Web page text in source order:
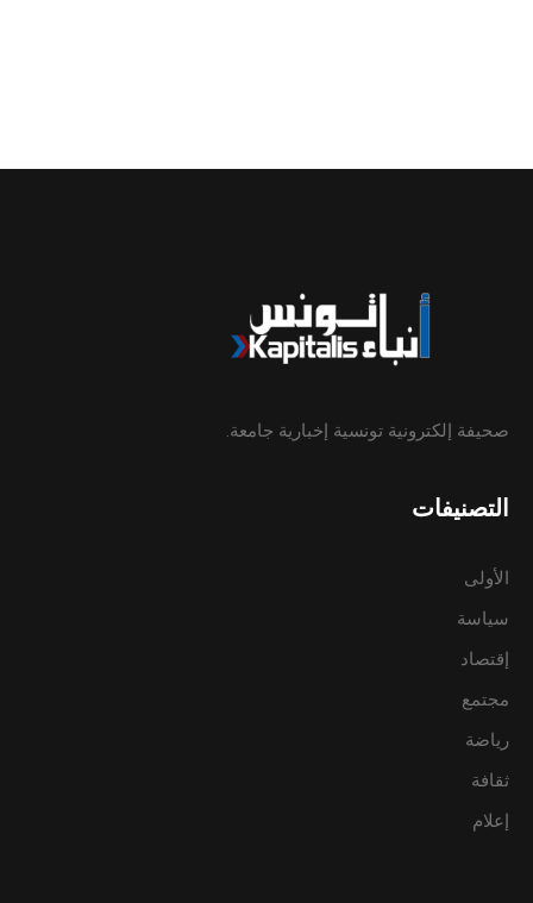
صحيفة إلكترونية تونسية إخبارية جامعة.
التصنيفات
الأولى
سياسة
إقتصاد
مجتمع
رياضة
ثقافة
إعلام